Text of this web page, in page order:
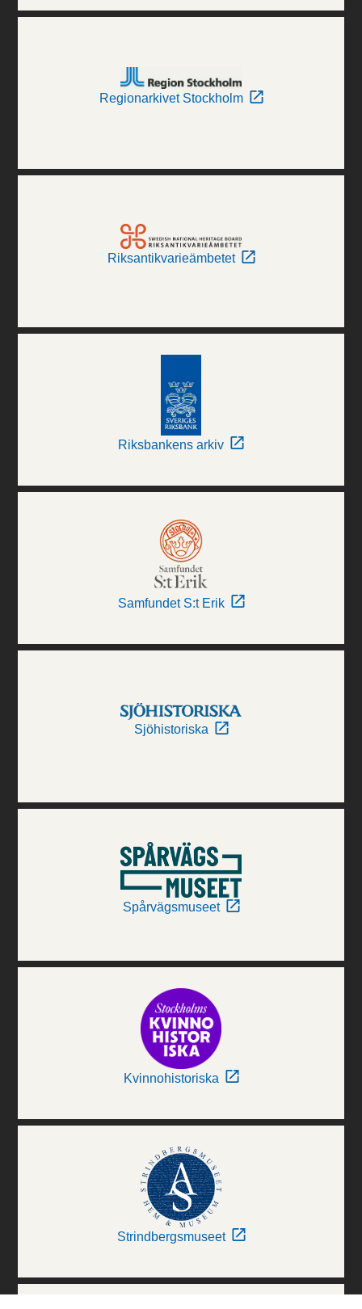
Regionarkivet Stockholm
Riksantikvarieämbetet
Riksbankens arkiv
Samfundet S:t Erik
Sjöhistoriska
Spårvägsmuseet
Kvinnohistoriska
Strindbergsmuseet